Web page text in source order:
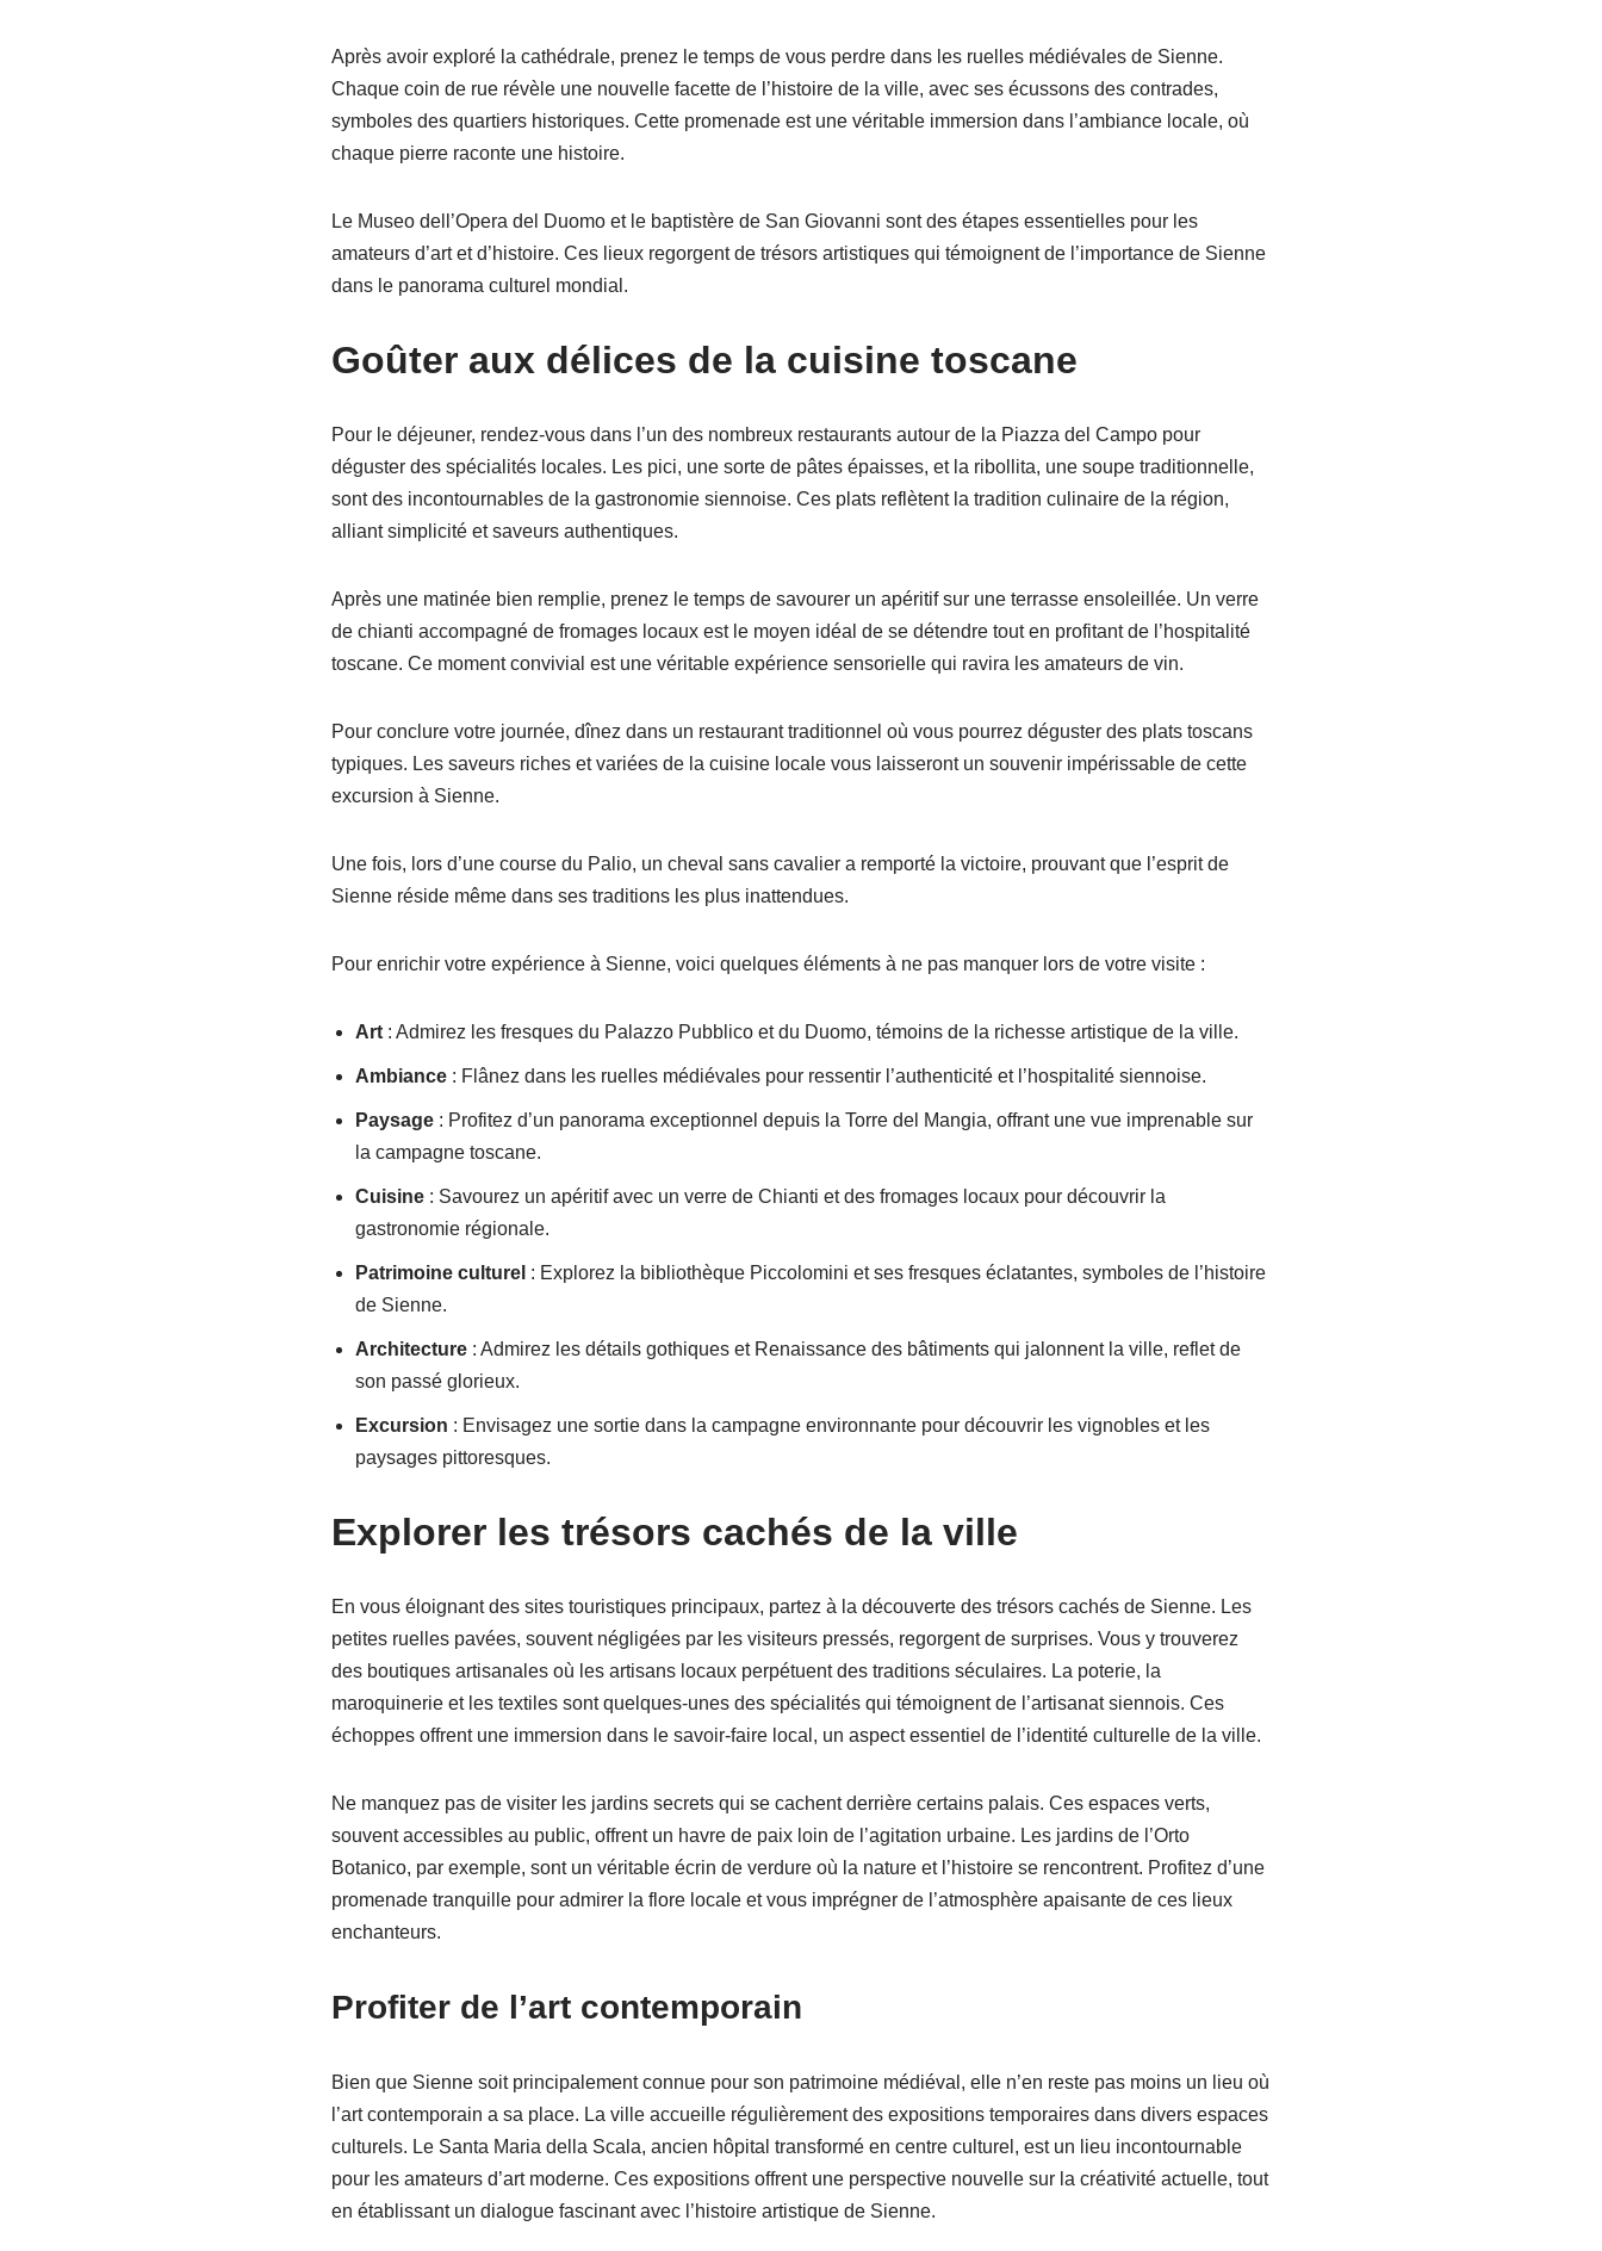
Après avoir exploré la cathédrale, prenez le temps de vous perdre dans les ruelles médiévales de Sienne.
Chaque coin de rue révèle une nouvelle facette de l’histoire de la ville, avec ses écussons des contrades,
symboles des quartiers historiques. Cette promenade est une véritable immersion dans l’ambiance locale, où
chaque pierre raconte une histoire.
Le Museo dell’Opera del Duomo et le baptistère de San Giovanni sont des étapes essentielles pour les
amateurs d’art et d’histoire. Ces lieux regorgent de trésors artistiques qui témoignent de l’importance de Sienne
dans le panorama culturel mondial.
Goûter aux délices de la cuisine toscane
Pour le déjeuner, rendez-vous dans l’un des nombreux restaurants autour de la Piazza del Campo pour
déguster des spécialités locales. Les pici, une sorte de pâtes épaisses, et la ribollita, une soupe traditionnelle,
sont des incontournables de la gastronomie siennoise. Ces plats reflètent la tradition culinaire de la région,
alliant simplicité et saveurs authentiques.
Après une matinée bien remplie, prenez le temps de savourer un apéritif sur une terrasse ensoleillée. Un verre
de chianti accompagné de fromages locaux est le moyen idéal de se détendre tout en profitant de l’hospitalité
toscane. Ce moment convivial est une véritable expérience sensorielle qui ravira les amateurs de vin.
Pour conclure votre journée, dînez dans un restaurant traditionnel où vous pourrez déguster des plats toscans
typiques. Les saveurs riches et variées de la cuisine locale vous laisseront un souvenir impérissable de cette
excursion à Sienne.
Une fois, lors d’une course du Palio, un cheval sans cavalier a remporté la victoire, prouvant que l’esprit de
Sienne réside même dans ses traditions les plus inattendues.
Pour enrichir votre expérience à Sienne, voici quelques éléments à ne pas manquer lors de votre visite :
Art: Admirez les fresques du Palazzo Pubblico et du Duomo, témoins de la richesse artistique de la ville.
Ambiance: Flânez dans les ruelles médiévales pour ressentir l’authenticité et l’hospitalité siennoise.
Paysage: Profitez d’un panorama exceptionnel depuis la Torre del Mangia, offrant une vue imprenable sur
la campagne toscane.
Cuisine: Savourez un apéritif avec un verre de Chianti et des fromages locaux pour découvrir la
gastronomie régionale.
Patrimoine culturel : Explorez la bibliothèque Piccolomini et ses fresques éclatantes, symboles de l’histoire
de Sienne.
Architecture: Admirez les détails gothiques et Renaissance des bâtiments qui jalonnent la ville, reflet de
son passé glorieux.
Excursion : Envisagez une sortie dans la campagne environnante pour découvrir les vignobles et les
paysages pittoresques.
Explorer les trésors cachés de la ville
En vous éloignant des sites touristiques principaux, partez à la découverte des trésors cachés de Sienne. Les
petites ruelles pavées, souvent négligées par les visiteurs pressés, regorgent de surprises. Vous y trouverez
des boutiques artisanales où les artisans locaux perpétuent des traditions séculaires. La poterie, la
maroquinerie et les textiles sont quelques-unes des spécialités qui témoignent de l’artisanat siennois. Ces
échoppes offrent une immersion dans le savoir-faire local, un aspect essentiel de l’identité culturelle de la ville.
Ne manquez pas de visiter les jardins secrets qui se cachent derrière certains palais. Ces espaces verts,
souvent accessibles au public, offrent un havre de paix loin de l’agitation urbaine. Les jardins de l’Orto
Botanico, par exemple, sont un véritable écrin de verdure où la nature et l’histoire se rencontrent. Profitez d’une
promenade tranquille pour admirer la flore locale et vous imprégner de l’atmosphère apaisante de ces lieux
enchanteurs.
Profiter de l’art contemporain
Bien que Sienne soit principalement connue pour son patrimoine médiéval, elle n’en reste pas moins un lieu où
l’art contemporain a sa place. La ville accueille régulièrement des expositions temporaires dans divers espaces
culturels. Le Santa Maria della Scala, ancien hôpital transformé en centre culturel, est un lieu incontournable
pour les amateurs d’art moderne. Ces expositions offrent une perspective nouvelle sur la créativité actuelle, tout
en établissant un dialogue fascinant avec l’histoire artistique de Sienne.